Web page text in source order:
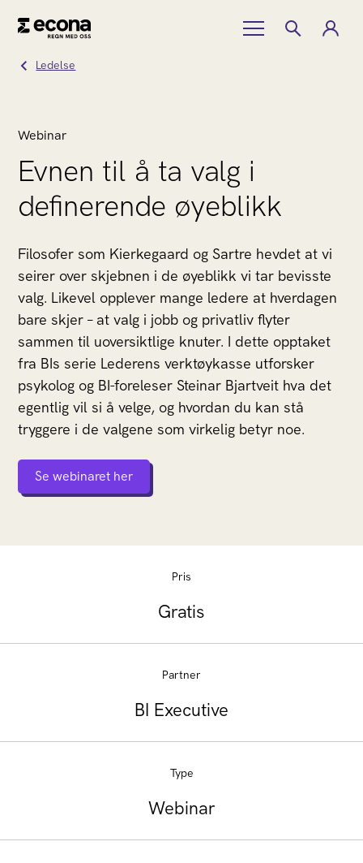
Ledelse
Webinar
Evnen til å ta valg i
definerende øyeblikk
Filosofer som Kierkegaard og Sartre hevdet at vi
seirer over skjebnen i de øyeblikk vi tar bevisste
valg. Likevel opplever mange ledere at hverdagen
bare skjer – at valg i jobb og privatliv flyter
sammen til uoversiktlige knuter. I dette opptaket
fra BIs serie Lederens verktøykasse utforsker
psykolog og BI-foreleser Steinar Bjartveit hva det
egentlig vil si å velge, og hvordan du kan stå
tryggere i de valgene som virkelig betyr noe.
Se webinaret her
Pris
Gratis
Partner
BI Executive
Type
Webinar